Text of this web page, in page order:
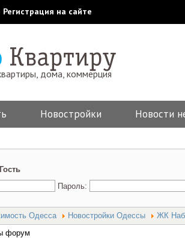
Регистрация на сайте
дома, коммерция
Новостройки Новости
Гость
Пароль:
Одесса Новостройки Одессы
ЖК
форум